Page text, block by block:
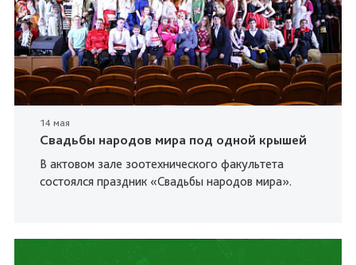
14 мая
Свадьбы народов мира под одной крышей
В актовом зале зоотехнического факультета
состоялся праздник «Свадьбы народов мира».